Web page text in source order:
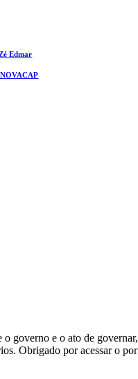
Edmar
governo e o ato de
Obrigado por acessar o